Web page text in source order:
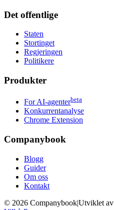
Det offentlige
Staten
Stortinget
Regjeringen
Politikere
Produkter
For AI-agenterbeta
Konkurrentanalyse
Chrome Extension
Companybook
Blogg
Guider
Om oss
Kontakt
© 2026 Companybook|Utviklet av